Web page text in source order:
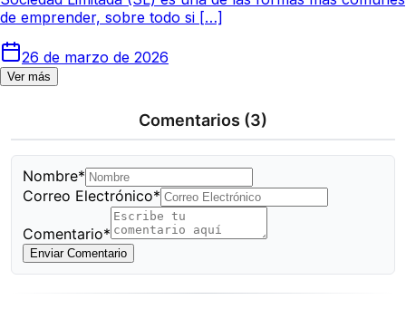
de emprender, sobre todo si […]
26 de marzo de 2026
Ver más
Comentarios (3)
Nombre*
Correo Electrónico*
Comentario*
Enviar Comentario